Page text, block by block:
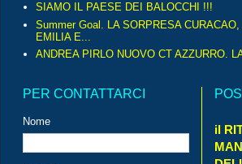
SIAMO IL PAESE DEI BALOCCHI !!!
Summer Goal. LA SORPRESA
EMILIA E...
ANDREA PIRLO NUOVO CT AZZURRO.
PER CONTATTARCI
Nome
il